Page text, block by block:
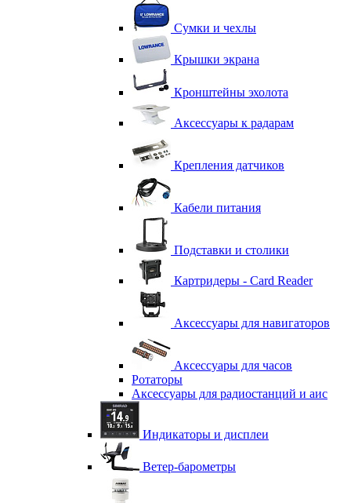
Сумки и чехлы
Крышки экрана
Кронштейны эхолота
Аксессуары к радарам
Крепления датчиков
Кабели питания
Подставки и столики
Картридеры - Card Reader
Аксессуары для навигаторов
Аксессуары для часов
Ротаторы
Аксессуары для радиостанций и аис
Индикаторы и дисплеи
Ветер-барометры